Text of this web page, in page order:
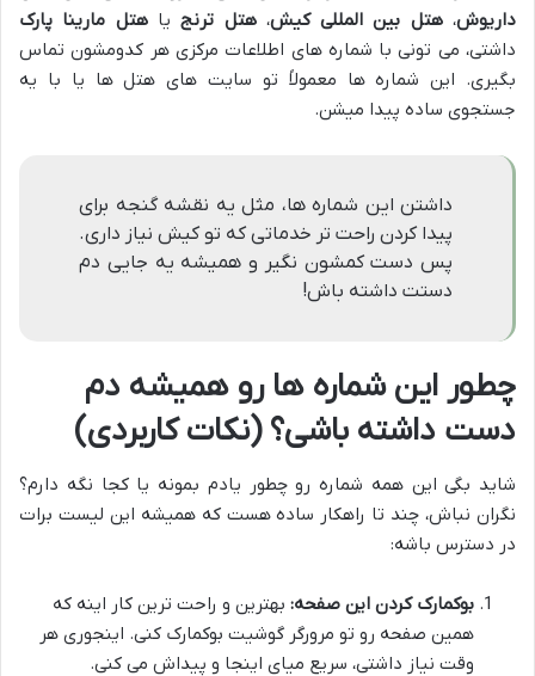
داریوش،هتل بین المللی کیش،هتل ترنجیاهتل مارینا پارک
داشتی، می تونی با شماره های اطلاعات مرکزی هر کدومشون تماس
بگیری. این شماره ها معمولاً تو سایت های هتل ها یا با یه
جستجوی ساده پیدا میشن.
داشتن این شماره ها، مثل یه نقشه گنجه برای
پیدا کردن راحت تر خدماتی که تو کیش نیاز داری.
پس دست کمشون نگیر و همیشه یه جایی دم
دستت داشته باش!
چطور این شماره ها رو همیشه دم
دست داشته باشی؟ (نکات کاربردی)
شاید بگی این همه شماره رو چطور یادم بمونه یا کجا نگه دارم؟
نگران نباش، چند تا راهکار ساده هست که همیشه این لیست برات
در دسترس باشه:
بوکمارک کردن این صفحه: بهترین و راحت ترین کار اینه که
همین صفحه رو تو مرورگر گوشیت بوکمارک کنی. اینجوری هر
وقت نیاز داشتی، سریع میای اینجا و پیداش می کنی.